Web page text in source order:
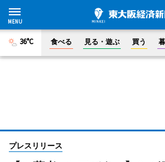
36°C 食べる 見る・遊ぶ 買う
プレスリリース